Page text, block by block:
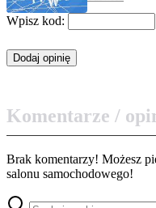
Wpisz kod:
Komentarze /
Brak komentarzy! Możesz
salonu samochodowego!